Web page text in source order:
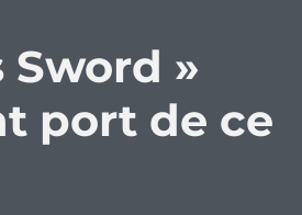
Sword »
port de ce